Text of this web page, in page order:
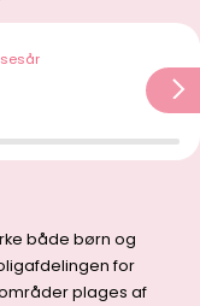
både børn og
for
plages af